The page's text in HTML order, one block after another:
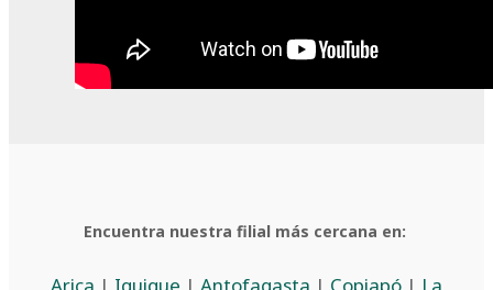
Encuentra nuestra filial más cercana en:
Arica | Iquique | Antofagasta | Copiapó | La